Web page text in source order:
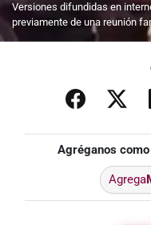
Versiones difundidas en
previamente de una reunión
Agréganos
Agrega